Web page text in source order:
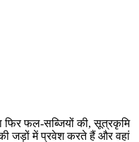
फिर फल-सब्जियों की, सूत्रकृमि
जड़ों में प्रवेश करते हैं और वहां